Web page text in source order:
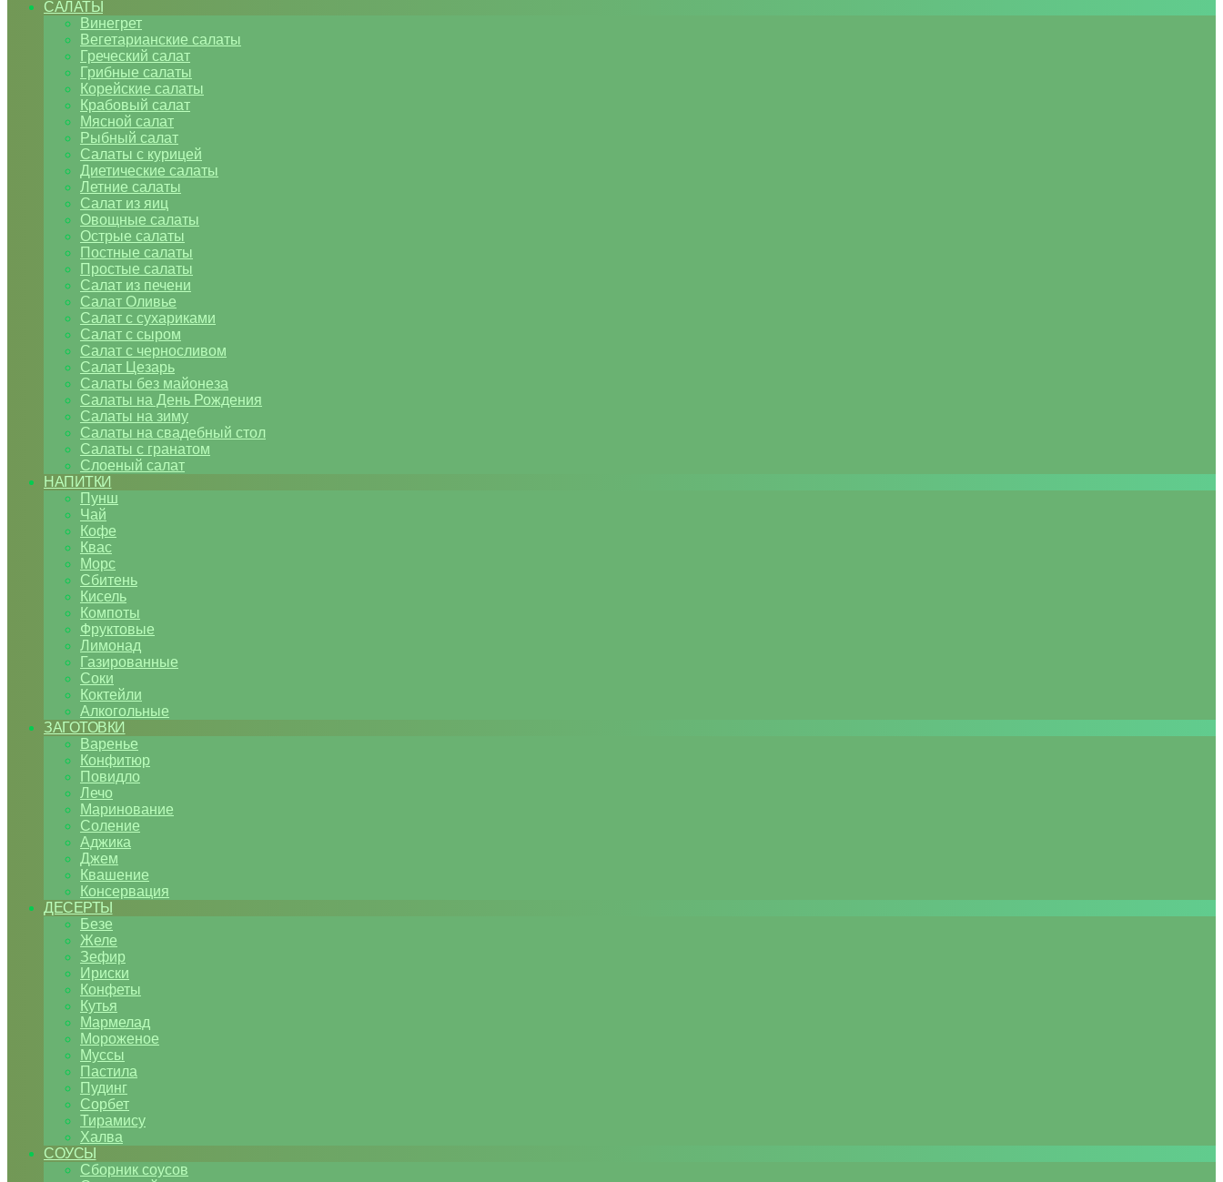
САЛАТЫ
Винегрет
Вегетарианские салаты
Греческий салат
Грибные салаты
Корейские салаты
Крабовый салат
Мясной салат
Рыбный салат
Салаты с курицей
Диетические салаты
Летние салаты
Салат из яиц
Овощные салаты
Острые салаты
Постные салаты
Простые салаты
Салат из печени
Салат Оливье
Салат с сухариками
Салат с сыром
Салат с черносливом
Салат Цезарь
Салаты без майонеза
Салаты на День Рождения
Салаты на зиму
Салаты на свадебный стол
Салаты с гранатом
Слоеный салат
НАПИТКИ
Пунш
Чай
Кофе
Квас
Морс
Сбитень
Кисель
Компоты
Фруктовые
Лимонад
Газированные
Соки
Коктейли
Алкогольные
ЗАГОТОВКИ
Варенье
Конфитюр
Повидло
Лечо
Маринование
Соление
Аджика
Джем
Квашение
Консервация
ДЕСЕРТЫ
Безе
Желе
Зефир
Ириски
Конфеты
Кутья
Мармелад
Мороженое
Муссы
Пастила
Пудинг
Сорбет
Тирамису
Халва
СОУСЫ
Сборник соусов